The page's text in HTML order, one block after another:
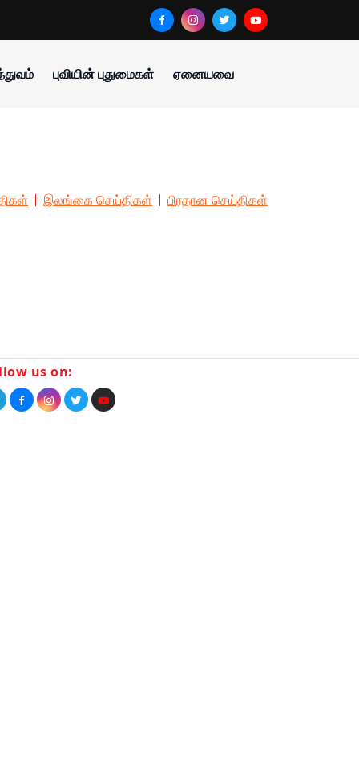
புவியின் புதுமைகள் ஏனையவை
இலங்கை செய்திகள் பிரதான செய்திகள்
us on: